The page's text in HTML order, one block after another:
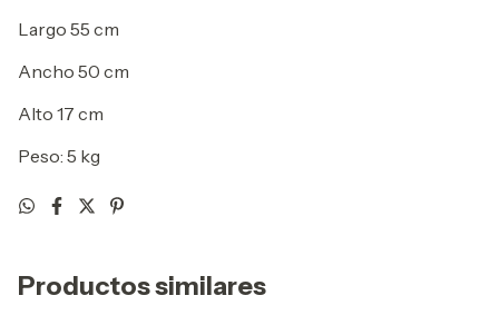
Largo 55 cm
Ancho 50 cm
Alto 17 cm
Peso: 5 kg
Productos similares